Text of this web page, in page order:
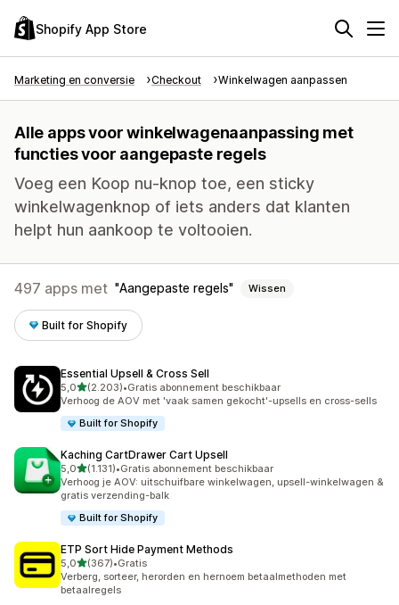
Shopify App Store
Marketing en conversie Checkout Winkelwagen aanpassen
Alle apps voor winkelwagenaanpassing met
functies voor aangepaste regels
Voeg een Koop nu-knop toe, een sticky
winkelwagenknop of iets anders dat klanten
helpt hun aankoop te voltooien.
497 apps met Aangepaste regels Wissen
Built for Shopify
Essential Upsell & Cross Sell
5,0van 5 sterren
(2.203)
2203 recensies in totaal
•Gratis abonnement beschikbaar
Verhoog de AOV met 'vaak samen gekocht'-upsells en cross-sells
Built for Shopify
Kaching CartDrawer Cart Upsell
5,0van 5 sterren
(1.131)
1131 recensies in totaal
•Gratis abonnement beschikbaar
Verhoog je AOV: uitschuifbare winkelwagen, upsell-winkelwagen &
gratis verzending-balk
Built for Shopify
ETP Sort Hide Payment Methods
5,0van 5 sterren
(367)
367 recensies in totaal
•Gratis
Verberg, sorteer, herorden en hernoem betaalmethoden met
betaalregels